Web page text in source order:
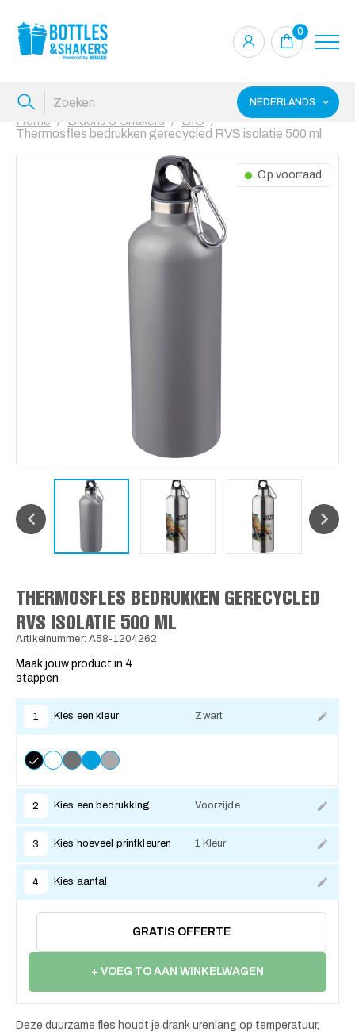
0
NEDERLANDS
Home Bidons & Shakers
BIO
Thermosfles bedrukken gerecycled RVS isolatie 500 ml
Op voorraad
THERMOSFLES BEDRUKKEN GERECYCLED
RVS ISOLATIE 500 ML
Artikelnummer: A58-1204262
Maak jouw product in 4
stappen
1 Kies een kleur Zwart
2 Kies een bedrukking Voorzijde
3 Kies hoeveel printkleuren 1 Kleur
4 Kies aantal
GRATIS OFFERTE
+ VOEG TO AAN WINKELWAGEN
Deze duurzame fles houdt je drank urenlang op temperatuur,